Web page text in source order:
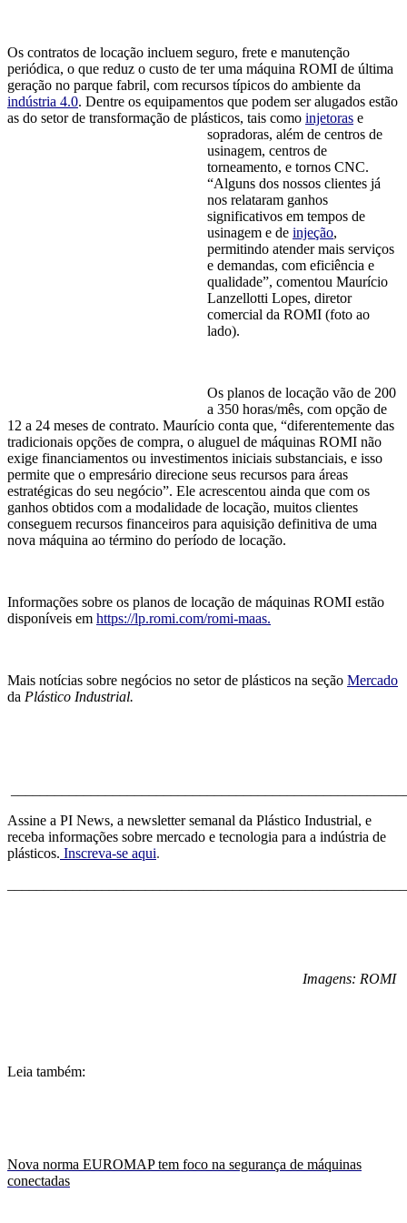
Os contratos de locação incluem seguro, frete e manutenção
periódica, o que reduz o custo de ter uma máquina ROMI de última
geração no parque fabril, com recursos típicos do ambiente da
indústria 4.0. Dentre os equipamentos que podem ser alugados estão
as do setor de transformação de plásticos, tais como injetoras e
sopradoras, além de centros de
usinagem, centros de
torneamento, e tornos CNC.
“Alguns dos nossos clientes já
nos relataram ganhos
significativos em tempos de
usinagem e de injeção,
permitindo atender mais serviços
e demandas, com eficiência e
qualidade”, comentou Maurício
Lanzellotti Lopes, diretor
comercial da ROMI (foto ao
lado).
Os planos de locação vão de 200
a 350 horas/mês, com opção de
12 a 24 meses de contrato. Maurício conta que, “diferentemente das
tradicionais opções de compra, o aluguel de máquinas ROMI não
exige financiamentos ou investimentos iniciais substanciais, e isso
permite que o empresário direcione seus recursos para áreas
estratégicas do seu negócio”. Ele acrescentou ainda que com os
ganhos obtidos com a modalidade de locação, muitos clientes
conseguem recursos financeiros para aquisição definitiva de uma
nova máquina ao término do período de locação.
Informações sobre os planos de locação de máquinas ROMI estão
disponíveis em https://lp.romi.com/romi-maas.
Mais notícias sobre negócios no setor de plásticos na seção Mercado
da Plástico Industrial.
Assine a PI News, a newsletter semanal da Plástico Industrial, e
receba informações sobre mercado e tecnologia para a indústria de
plásticos. Inscreva-se aqui.
Imagens: ROMI
Leia também:
Nova norma EUROMAP tem foco na segurança de máquinas
conectadas